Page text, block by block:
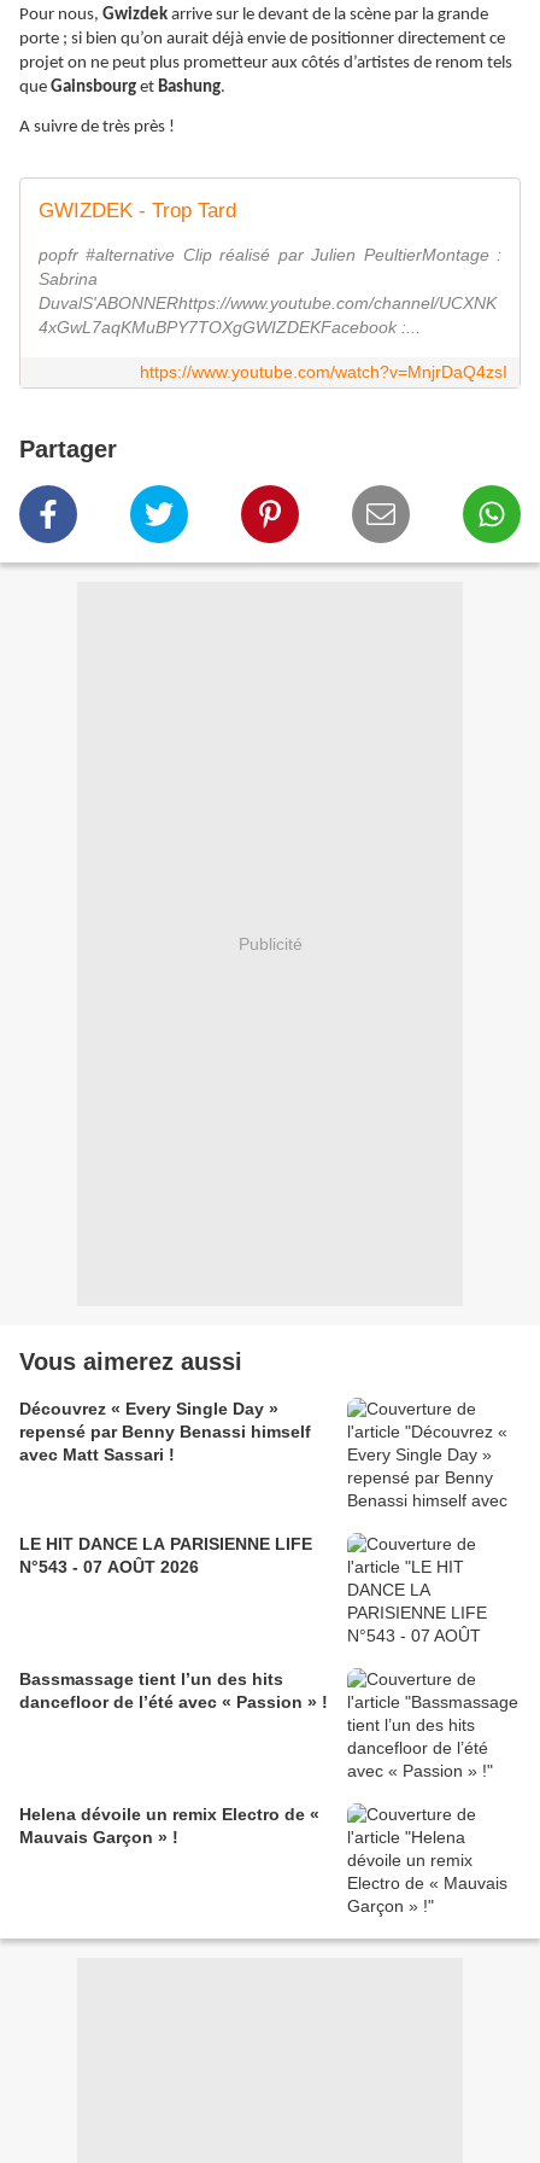
Pour nous, Gwizdek arrive sur le devant de la scène par la grande
porte ; si bien qu’on aurait déjà envie de positionner directement ce
projet on ne peut plus prometteur aux côtés d’artistes de renom tels
que Gainsbourg et Bashung.
A suivre de très près !
GWIZDEK - Trop Tard
popfr #alternative Clip réalisé par Julien PeultierMontage :
Sabrina
DuvalS'ABONNERhttps://www.youtube.com/channel/UCXNK
4xGwL7aqKMuBPY7TOXgGWIZDEKFacebook :...
https://www.youtube.com/watch?v=MnjrDaQ4zsI
Partager
Publicité
Vous aimerez aussi
Découvrez « Every Single Day »
repensé par Benny Benassi himself
avec Matt Sassari !
LE HIT DANCE LA PARISIENNE LIFE
N°543 - 07 AOÛT 2026
Bassmassage tient l’un des hits
dancefloor de l’été avec « Passion » !
Helena dévoile un remix Electro de «
Mauvais Garçon » !